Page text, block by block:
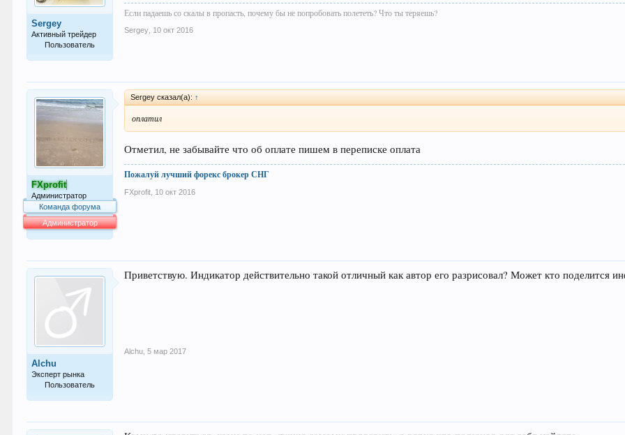
Sergey
Активный трейдер
Пользователь
Если падаешь со скалы в пропасть, почему бы не попробовать полететь? Что ты теряешь?
Sergey 10 окт 2016
FXprofit
Администратор
Команда форума
Администратор
Sergey сказал(а): ↑
оплатил
Отметил, не забывайте что об оплате пишем в переписке оплата
Пожалуй лучший форекс брокер СНГ
FXprofit 10 окт 2016
Alchu
Эксперт рынка
Пользователь
Приветствую. Индикатор действительно такой отличный как автор его разрисовал? Может кто поделится
Alchu 5 мар 2017